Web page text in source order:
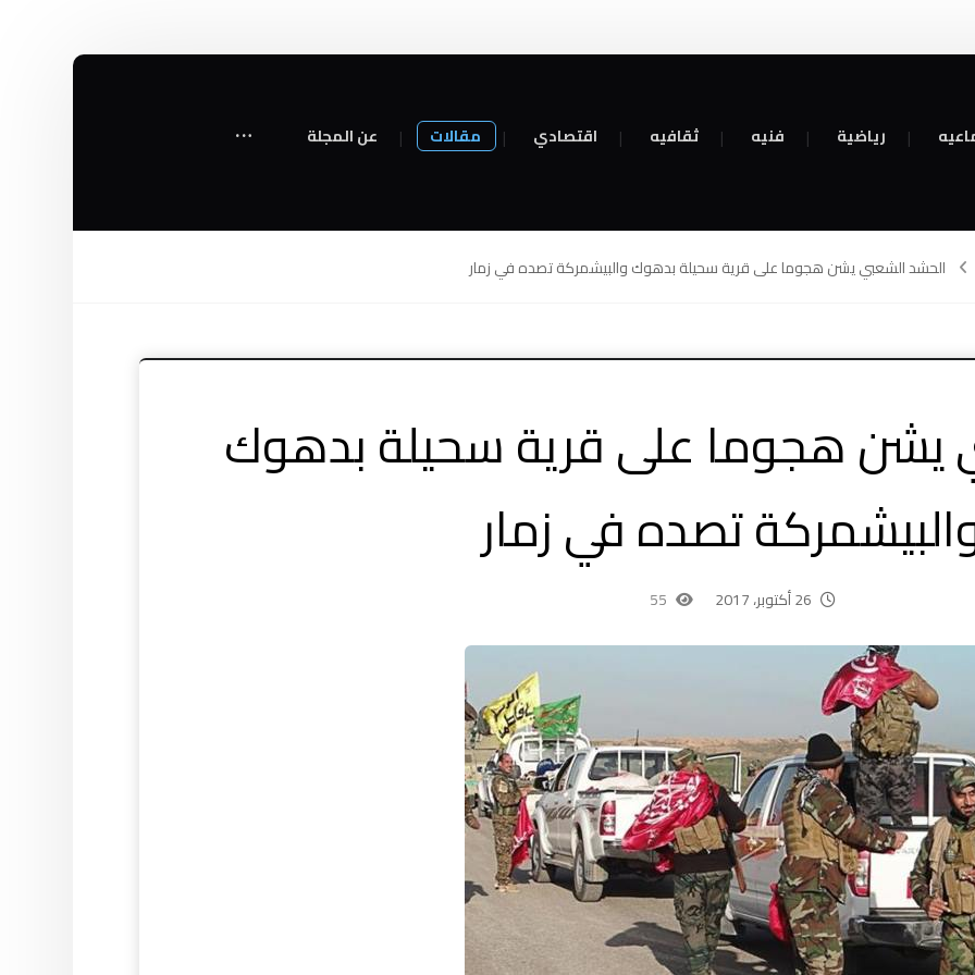
رياضية فنيه ثقافيه اقتصادي مقالات عن المجلة
الحشد الشعبي يشن هجوما على قرية سحيلة بدهوك والبيشمركة تصده في زمار
يشن هجوما على قرية سحيلة بدهوك
تصده في زمار
26 أكتوبر، 2017 55